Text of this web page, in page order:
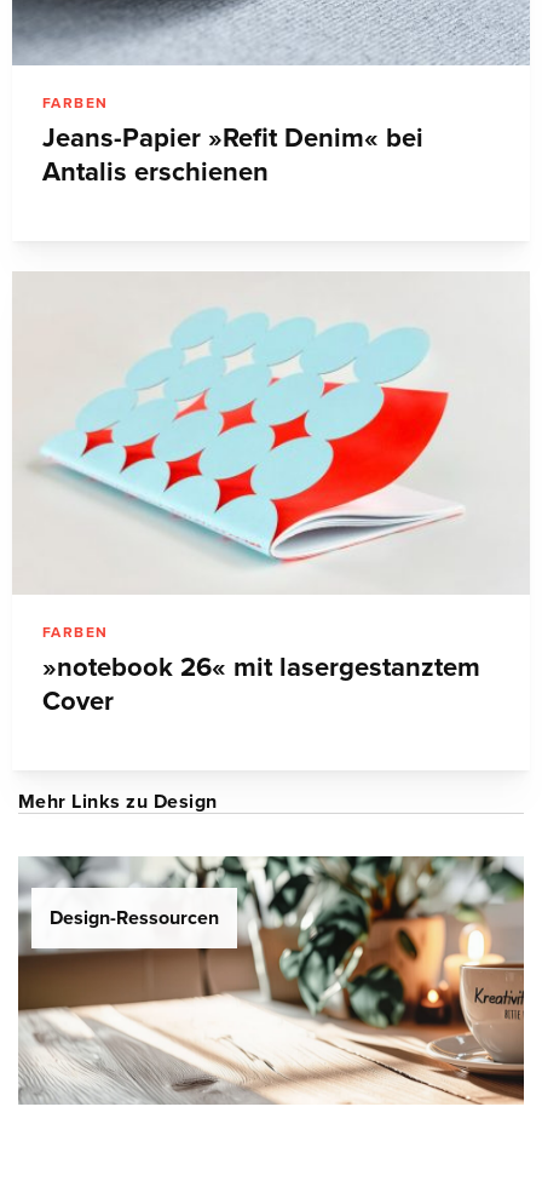
FARBEN
Jeans-Papier »Refit Denim« bei
Antalis erschienen
FARBEN
»notebook 26« mit lasergestanztem
Cover
Mehr Links zu Design
Design-Ressourcen